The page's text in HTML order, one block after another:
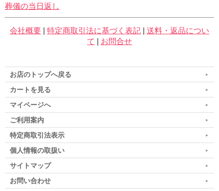
葬儀の当日返し
会社概要 特定商取引法に基づく表記
送料・返品につい
て
お問合せ
お店のトップへ戻る
カートを見る
マイページへ
ご利用案内
特定商取引法表示
個人情報の取扱い
サイトマップ
お問い合わせ